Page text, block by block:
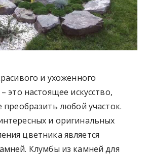
и ухоженного
это настоящее искусство,
преобразить любой участок.
и оригинальных
цветника является
Клумбы из камней для